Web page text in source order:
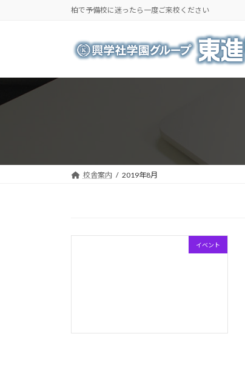
へ
キ
ョ
に
柏で予備校に迷ったら一度ご来校ください
校舎案内 2019年8月
イベント